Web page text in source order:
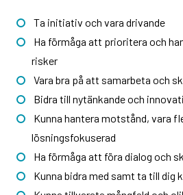
Ta initiativ och vara drivande
Ha förmåga att prioritera och
risker
Vara bra på att samarbeta och
Bidra till nytänkande och
Kunna hantera motstånd, vara
lösningsfokuserad
Ha förmåga att föra dialog och
Kunna bidra med samt ta till dig